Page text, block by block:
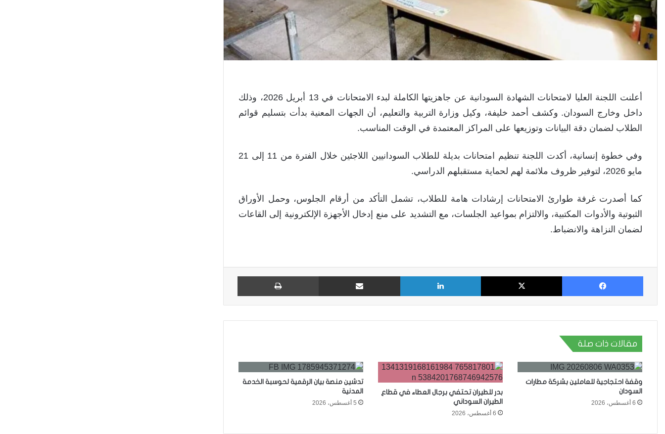
أعلنت اللجنة العليا لامتحانات الشهادة السودانية عن جاهزيتها الكاملة لبدء الامتحانات في 13 أبريل 2026، وذلك
داخل وخارج السودان. وكشف أحمد خليفة، وكيل وزارة التربية والتعليم، أن الجهات المعنية بدأت بتسليم قوائم
الطلاب لضمان دقة البيانات وتوزيعها على المراكز المعتمدة في الوقت المناسب.
وفي خطوة إنسانية، أكدت اللجنة تنظيم امتحانات بديلة للطلاب السودانيين اللاجئين خلال الفترة من 11 إلى 21
مايو 2026، لتوفير ظروف ملائمة لهم لحماية مستقبلهم الدراسي.
كما أصدرت غرفة طوارئ الامتحانات إرشادات هامة للطلاب، تشمل التأكد من أرقام الجلوس، وحمل الأوراق
الثبوتية والأدوات المكتبية، والالتزام بمواعيد الجلسات، مع التشديد على منع إدخال الأجهزة الإلكترونية إلى القاعات
لضمان النزاهة والانضباط.
فيسبوك X لينكدإن مشاركة عبر البريد طباعة
مقالات ذات صلة
وقفة احتجاجية للعاملين بشركة مطارات
السودان
6 أغسطس، 2026
بدر للطيران تحتفي برجال العطاء في قطاع
الطيران السوداني
6 أغسطس، 2026
تدشين منصة بيان الرقمية لحوسبة الخدمة
المدنية
5 أغسطس، 2026